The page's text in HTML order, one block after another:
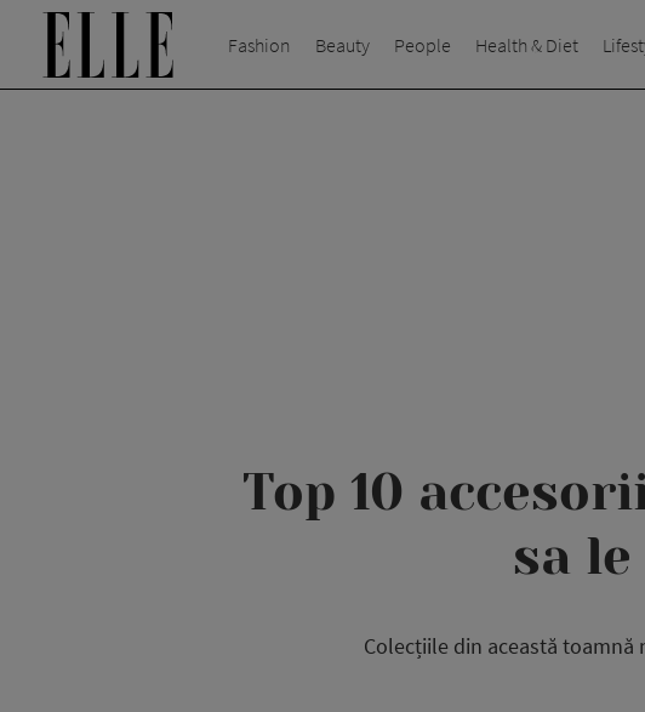
Fashion Beauty People Health & Diet
Top 10
sa
Colecțiile din această